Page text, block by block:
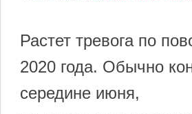
Растет тревога по
2020 года. Обычно
середине июня,